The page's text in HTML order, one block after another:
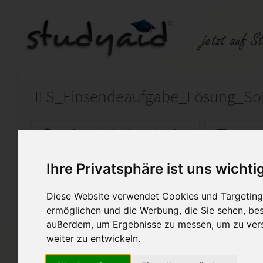
Ihre Privatsphäre ist uns
Diese Website verwendet Cookies und
ermöglichen und die Werbung, die Sie sehen,
außerdem, um Ergebnisse zu messen, um zu
weiter zu entwickeln.
Auf StudyAid.de verkaufen
Startseite Technik und Informatik
Sozialkunde/Politik
Biete hier meine
SoPo 1 an.
Die Korrektur des